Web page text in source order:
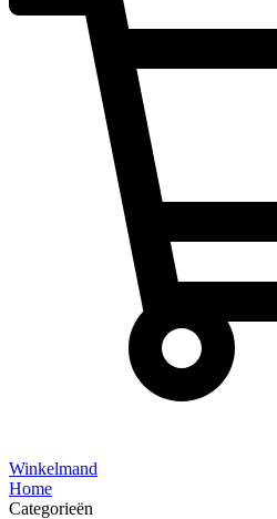
Winkelmand
Home
Categorieën